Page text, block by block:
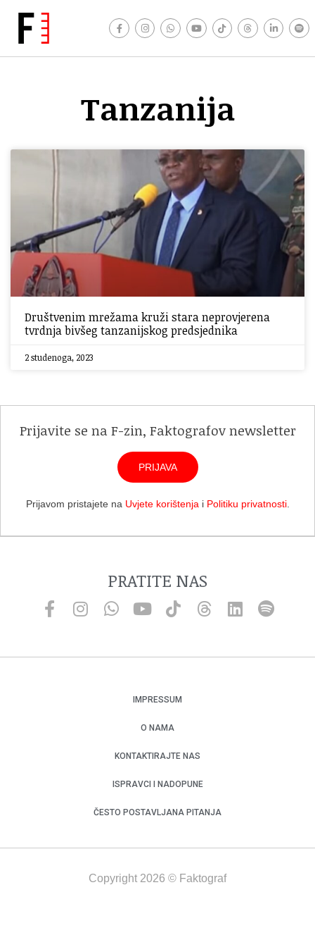
Tanzanija
Društvenim mrežama kruži stara neprovjerena
tvrdnja bivšeg tanzanijskog predsjednika
2 studenoga, 2023
Prijavite se na F-zin, Faktografov newsletter
PRIJAVA
Prijavom pristajete na Uvjete korištenja i Politiku privatnosti.
PRATITE NAS
IMPRESSUM
O NAMA
KONTAKTIRAJTE NAS
ISPRAVCI I NADOPUNE
ČESTO POSTAVLJANA PITANJA
Copyright 2026 © Faktograf